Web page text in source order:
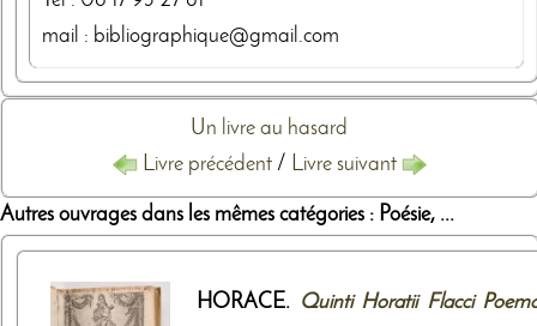
mail : bibliographique@gmail.com
Un livre au hasard
Livre précédent / Livre suivant
Autres ouvrages dans les mêmes catégories : Poésie, ...
HORACE. Quinti Horatii Flacci